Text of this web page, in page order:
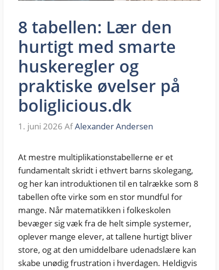
8 tabellen: Lær den
hurtigt med smarte
huskeregler og
praktiske øvelser på
boliglicious.dk
1. juni 2026 AfAlexander Andersen
At mestre multiplikationstabellerne er et
fundamentalt skridt i ethvert barns skolegang,
og her kan introduktionen til en talrække som 8
tabellen ofte virke som en stor mundful for
mange. Når matematikken i folkeskolen
bevæger sig væk fra de helt simple systemer,
oplever mange elever, at tallene hurtigt bliver
store, og at den umiddelbare udenadslære kan
skabe unødig frustration i hverdagen. Heldigvis